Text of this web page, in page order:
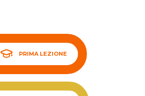
PRIMA LEZIONE